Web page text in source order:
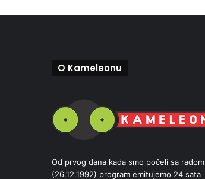
O Kameleonu
Od prvog dana kada smo počeli sa radom
(26.12.1992) program emitujemo 24 sata